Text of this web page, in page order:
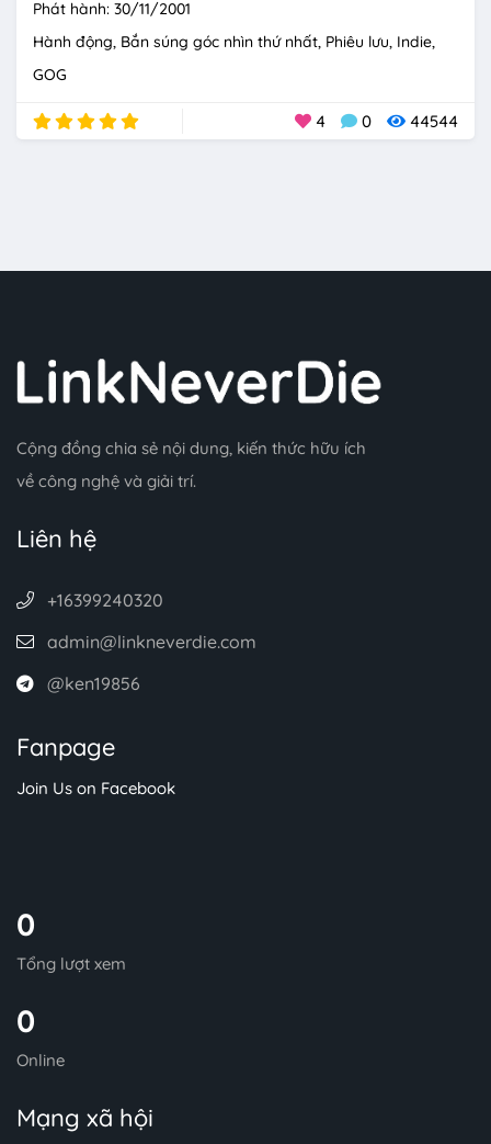
Phát hành: 30/11/2001
Hành động Bắn súng góc nhìn thứ nhất Phiêu lưu Indie
GOG
4 0 44544
Cộng đồng chia sẻ nội dung, kiến thức hữu ích
về công nghệ và giải trí.
Liên hệ
+16399240320
admin@linkneverdie.com
@ken19856
Fanpage
Join Us on Facebook
0
Tổng lượt xem
0
Online
Mạng xã hội